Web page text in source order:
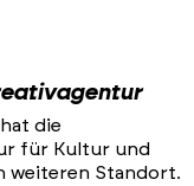
die
für Kultur und
weiteren Standort.